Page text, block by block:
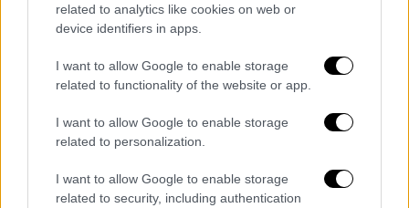
related to analytics like cookies on web or
device identifiers in apps.
I want to allow Google to enable storage
related to functionality of the website or app.
I want to allow Google to enable storage
related to personalization.
I want to allow Google to enable storage
related to security, including authentication
Η νέα ταινία του Γιώργου Λάνθιμου,
«Bugonia», πουθα κυκλοφορήσει τον
Νοέμβριο του 2025, αποτελεί το ριμέικ του
κορεάτικου φιλμ του 2003 «Save the Green
Planet», σε σκηνοθεσία Τζανγκ Τζουν-Χουάν
και παραγωγή CJ Entertainment, της
«Παράσιτα».